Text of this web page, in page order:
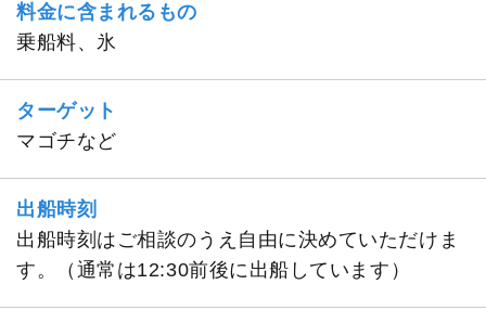
料金に含まれるもの
乗船料、氷
ターゲット
マゴチなど
出船時刻
出船時刻はご相談のうえ自由に決めていただけま
す。（通常は12:30前後に出船しています）